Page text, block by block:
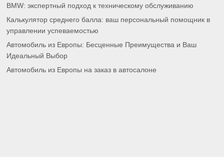
BMW: экспертный подход к техническому обслуживанию
Калькулятор среднего балла: ваш персональный помощник в
управлении успеваемостью
Автомобиль из Европы: Бесценные Преимущества и Ваш
Идеальный Выбор
Автомобиль из Европы на заказ в автосалоне